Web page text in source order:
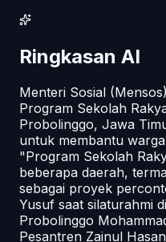
Ringkasan AI
Menteri Sosial
Program Sekolah
Probolinggo, Jawa
untuk membantu
"Program Sekolah
beberapa daerah,
sebagai proyek
Yusuf saat silaturahmi
Probolinggo
Pesantren Zainul